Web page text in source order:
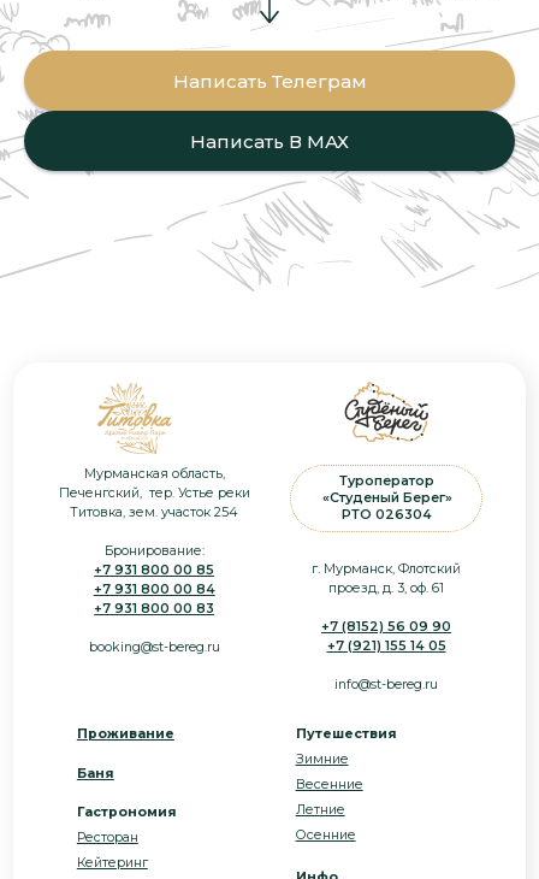
Написать Телеграм
Написать В МАХ
г. Мурманск, Флотский
+7 (8152) 56 09 90
+7 (921) 155 14 05
info@st-bereg.ru
Бронирование:
+7 931 800 00 83
booking@st-bereg.ru
ИНН 5190080410 | КПП 510901001
ОГРН 1195190002435
Запись в Едином реестре
№С512024006795
Оферта
персональных данных
конфиденциальности
Путешествия
Зимние
Весенние
Летние
Осенние
Фотоохота на китов
Дайвинг / Фридайвинг
Морские приключения
Рыбалка
Квадроциклы
Блог